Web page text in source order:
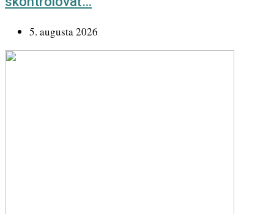
5. augusta 2026